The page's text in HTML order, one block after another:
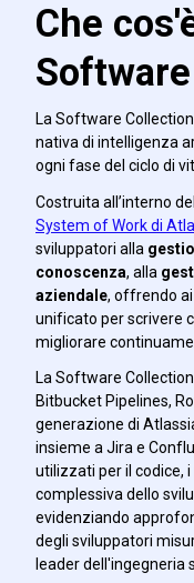
Che
La Software
nativa di intelligenza
ogni fase del ciclo di
Costruita all’interno
System of Work di
sviluppatori alla
conoscenza, alla
aziendale, offrendo
unificato per scrivere
migliorare
La Software
Bitbucket Pipelines,
generazione di
insieme a Jira e
utilizzati per il codice,
complessiva dello
evidenziando
degli sviluppatori
leader dell'ingegneria